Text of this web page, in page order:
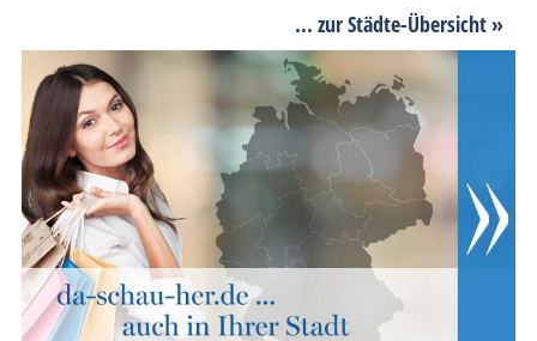
... zur Städte-Übersicht »